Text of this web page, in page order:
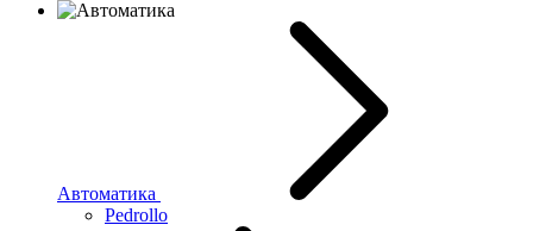
Автоматика
Pedrollo